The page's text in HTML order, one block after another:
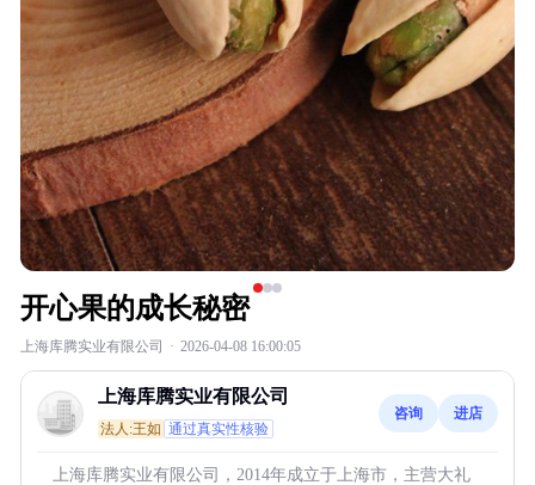
开心果的成长秘密
上海库腾实业有限公司 · 2026-04-08 16:00:05
上海库腾实业有限公司
法人:王如 通过真实性核验
咨询 进店
上海库腾实业有限公司，2014年成立于上海市，主营大礼